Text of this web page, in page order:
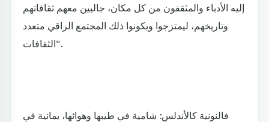
إليه الأدباء والمثقفون من كل مكان، جالبين معهم ثقافاتهم
وتاريخهم، ليمتزجوا ويكونوا ذلك المجتمع الراقي متعدد
الثقافات".
فالنونية كالأندلس: شامية في طيبها وهوائها، يمانية في